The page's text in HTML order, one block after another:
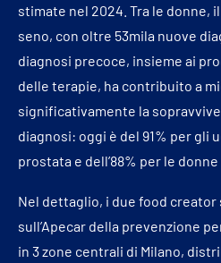
stimate nel 2024. Tra le donne,
seno, con oltre 53mila nuove
diagnosi precoce, insieme ai
delle terapie, ha contribuito a
significativamente la
diagnosi: oggi è del 91% per gli
prostata e dell’88% per le
Nel dettaglio, i due food creator
sull’Apecar della prevenzione
in 3 zone centrali di Milano,